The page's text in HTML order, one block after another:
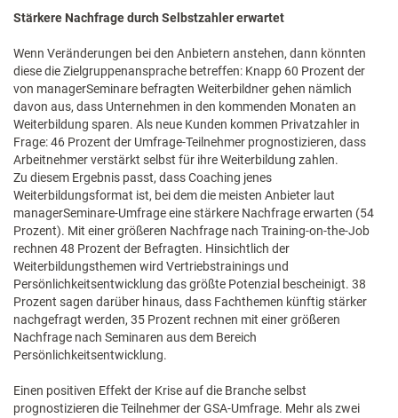
Stärkere Nachfrage durch Selbstzahler erwartet
Wenn Veränderungen bei den Anbietern anstehen, dann könnten
diese die Zielgruppenansprache betreffen: Knapp 60 Prozent der
von managerSeminare befragten Weiterbildner gehen nämlich
davon aus, dass Unternehmen in den kommenden Monaten an
Weiterbildung sparen. Als neue Kunden kommen Privatzahler in
Frage: 46 Prozent der Umfrage-Teilnehmer prognostizieren, dass
Arbeitnehmer verstärkt selbst für ihre Weiterbildung zahlen.
Zu diesem Ergebnis passt, dass Coaching jenes
Weiterbildungsformat ist, bei dem die meisten Anbieter laut
managerSeminare-Umfrage eine stärkere Nachfrage erwarten (54
Prozent). Mit einer größeren Nachfrage nach Training-on-the-Job
rechnen 48 Prozent der Befragten. Hinsichtlich der
Weiterbildungsthemen wird Vertriebstrainings und
Persönlichkeitsentwicklung das größte Potenzial bescheinigt. 38
Prozent sagen darüber hinaus, dass Fachthemen künftig stärker
nachgefragt werden, 35 Prozent rechnen mit einer größeren
Nachfrage nach Seminaren aus dem Bereich
Persönlichkeitsentwicklung.
Einen positiven Effekt der Krise auf die Branche selbst
prognostizieren die Teilnehmer der GSA-Umfrage. Mehr als zwei